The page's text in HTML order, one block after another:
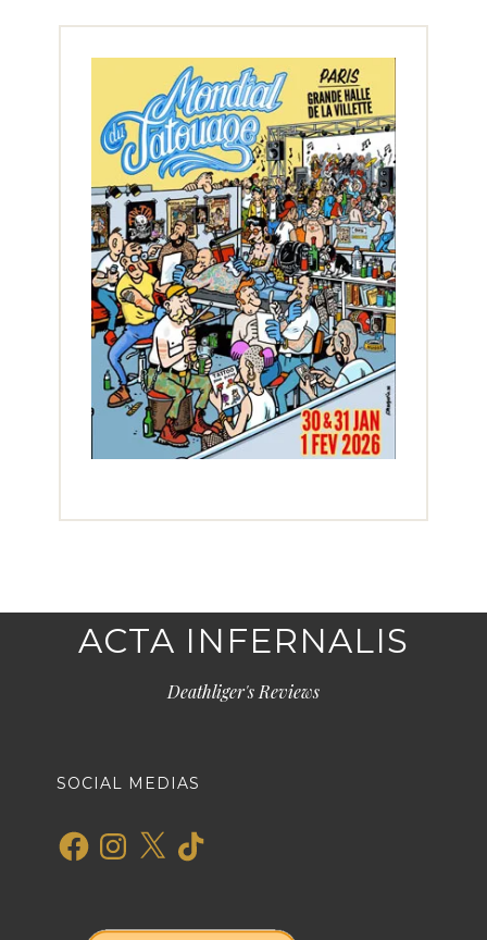
ACTA INFERNALIS
Deathliger's Reviews
SOCIAL MEDIAS
FacebookInstagram
X TikTok